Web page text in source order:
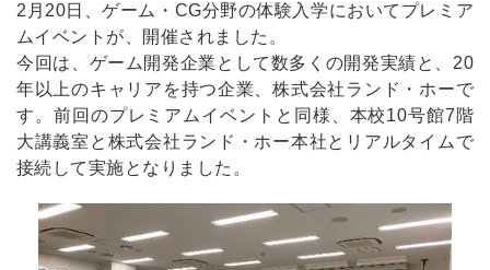
2月20日、ゲーム・CG分野の体験入学においてプレミア
ムイベントが、開催されました。
今回は、ゲーム開発企業として数多くの開発実績と、20
年以上のキャリアを持つ企業、株式会社ランド・ホーで
す。前回のプレミアムイベントと同様、本校10号館7階
大講義室と株式会社ランド・ホー本社とリアルタイムで
接続して実施となりました。